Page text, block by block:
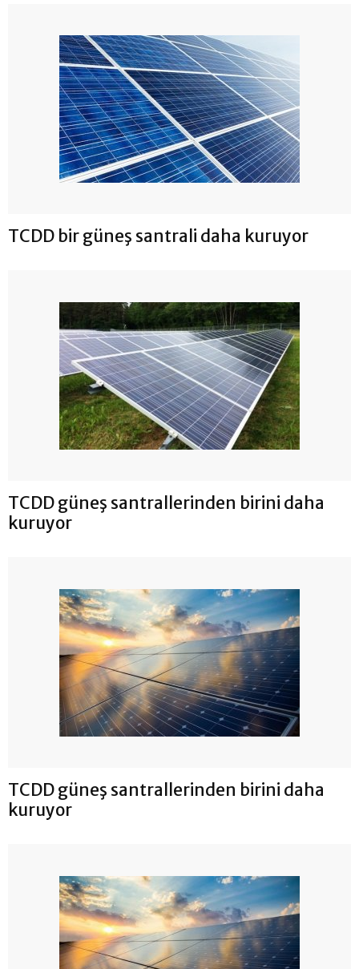
TCDD bir güneş santrali daha kuruyor
TCDD güneş santrallerinden birini daha
kuruyor
TCDD güneş santrallerinden birini daha
kuruyor